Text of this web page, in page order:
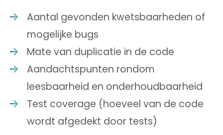
Aantal gevonden kwetsbaarheden of
mogelijke bugs
Mate van duplicatie in de code
Aandachtspunten rondom
leesbaarheid en onderhoudbaarheid
Test coverage (hoeveel van de code
wordt afgedekt door tests)